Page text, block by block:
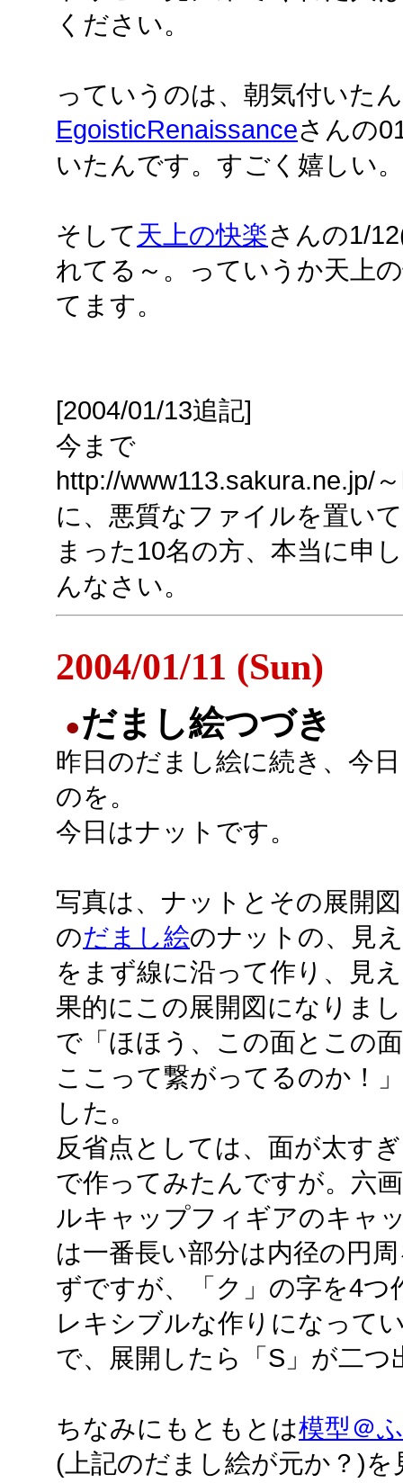
ください。
っていうのは、朝気付いた
EgoisticRenaissanceさんの
いたんです。すごく嬉しい。
そして天上の快楽さんの1/
れてる～。っていうか天上
てます。
[2004/01/13追記]
今まで
http://www113.sakura.ne.jp/
に、悪質なファイルを置い
まった10名の方、本当に申
んなさい。
2004/01/11 (Sun)
●だまし絵つづき
昨日のだまし絵に続き、今
のを。
今日はナットです。
写真は、ナットとその展開
のだまし絵のナットの、見
をまず線に沿って作り、見
果的にこの展開図になりま
で「ほほう、この面とこの
ここって繋がってるのか！
した。
反省点としては、面が太す
で作ってみたんですが。六
ルキャップフィギアのキャ
は一番長い部分は内径の円
ずですが、「ク」の字を4
レキシブルな作りになって
で、展開したら「S」が二
ちなみにもともとは模型＠
(上記のだまし絵が元か？)を